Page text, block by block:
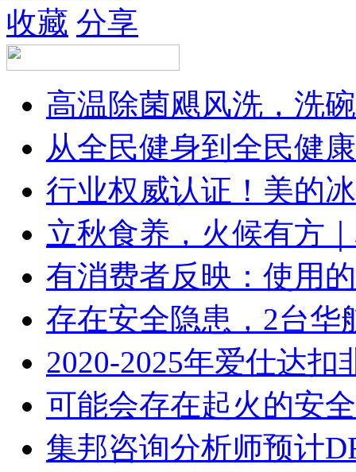
收藏 分享
高温除菌飓风洗，洗
从全民健身到全民健
行业权威认证！美的
立秋食养，火候有方
有消费者反映：使用
存在安全隐患，2台华
2020-2025年爱仕达
可能会存在起火的安
集邦咨询分析师预计